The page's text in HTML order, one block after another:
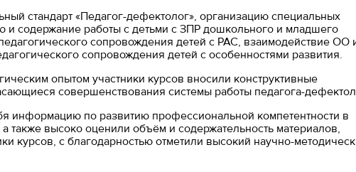
стандарт «Педагог-дефектолог», организацию специальных
и содержание работы с детьми с ЗПР дошкольного и младшего
сопровождения детей с РАС, взаимодействие ОО
сопровождения детей с особенностями развития.
опытом участники курсов вносили конструктивные
совершенствования системы работы педагога-
информацию по развитию профессиональной компетентности в
также высоко оценили объём и содержательность материалов,
курсов, с благодарностью отметили высокий научно-